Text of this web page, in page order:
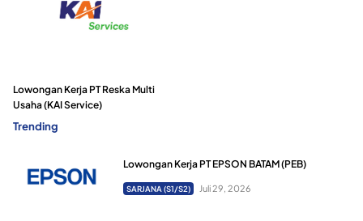
Lowongan Kerja PT Reska Multi
Usaha (KAI Service)
Trending
Lowongan Kerja PT EPSON BATAM (PEB)
SARJANA (S1/S2) Juli 29, 2026